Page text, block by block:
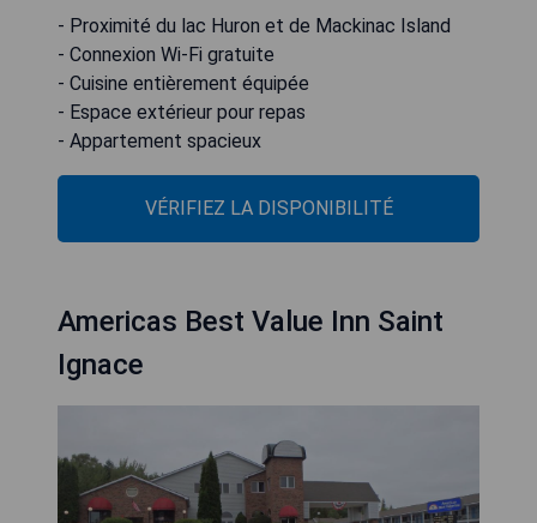
- Proximité du lac Huron et de Mackinac Island
- Connexion Wi-Fi gratuite
- Cuisine entièrement équipée
- Espace extérieur pour repas
- Appartement spacieux
VÉRIFIEZ LA DISPONIBILITÉ
Americas Best Value Inn Saint
Ignace